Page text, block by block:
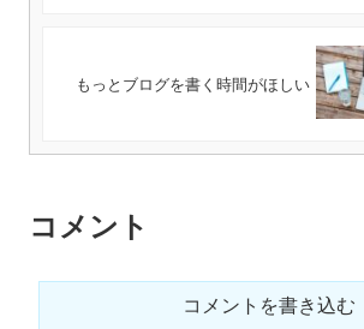
もっとブログを書く時間がほしい
コメント
コメントを書き込む